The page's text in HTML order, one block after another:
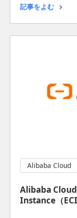
記事をよむ
Alibaba Cloud
Alibaba
Instance（